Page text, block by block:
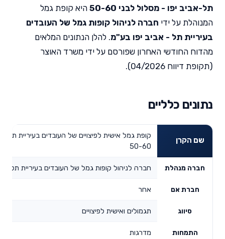
תל-אביב יפו - מסלול לבני 50-60
היא קופת גמל
המנוהלת על ידי חברה לניהול קופות גמל של העובדים
בעיריית תל - אביב יפו בע"מ. להלן הנתונים המלאים
מהדוח החודשי האחרון שפורסם על ידי משרד האוצר
(תקופת דיווח 04/2026).
נתונים כלליים
שם הקרן
קופת גמל אישית לפיצויים של העובדים בעיריית תל-
50-60
חברה מנהלת חברה לניהול קופות גמל של העובדים בעיריית תל -
חברת אם אחר
סיווג תגמולים ואישית לפיצויים
התמחות מדרגות